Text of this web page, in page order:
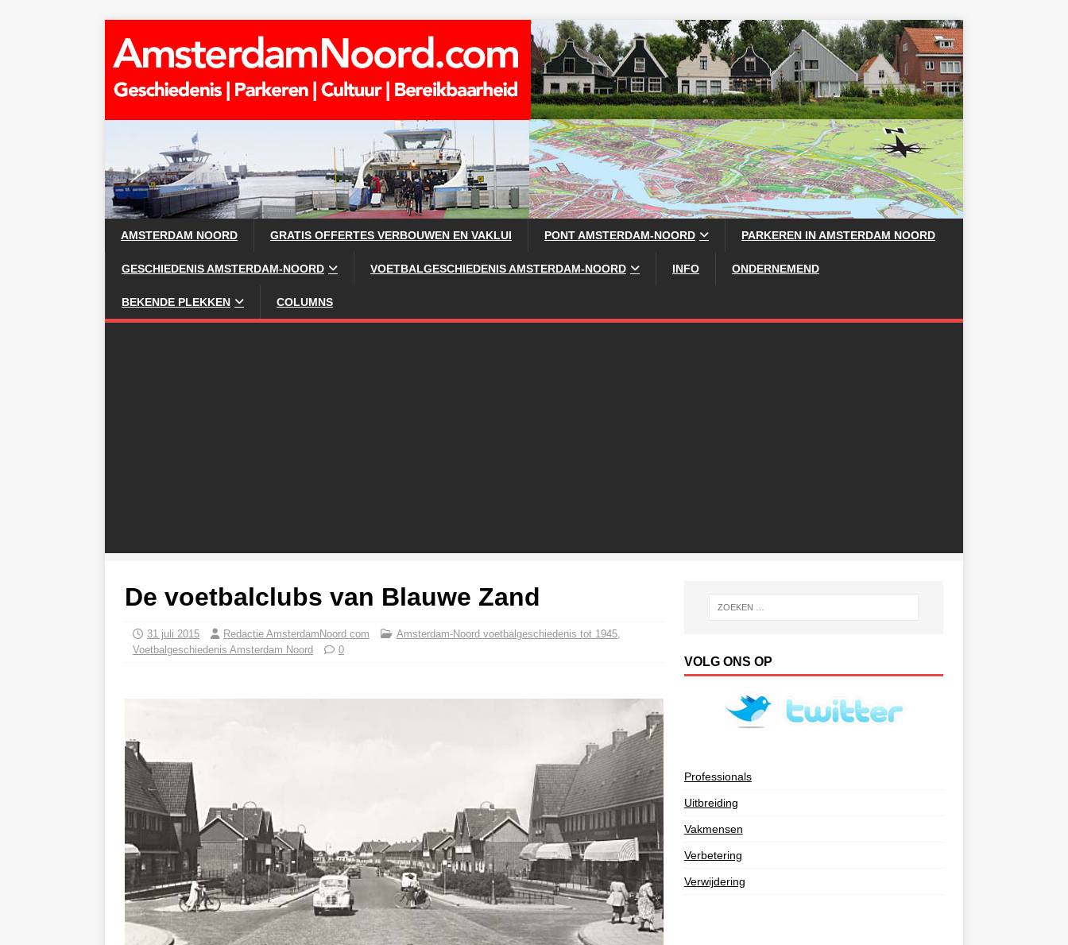
AMSTERDAM NOORD GRATIS OFFERTES VERBOUWEN EN VAKLUI PONT AMSTERDAM-NOORD PARKEREN IN AMSTERDAM NOORD
GESCHIEDENIS AMSTERDAM-NOORD VOETBALGESCHIEDENIS AMSTERDAM-NOORD INFO ONDERNEMEND
BEKENDE PLEKKEN COLUMNS
De voetbalclubs van Blauwe Zand
31 juli 2015 Redactie AmsterdamNoord com Amsterdam-Noord voetbalgeschiedenis tot 1945,
Voetbalgeschiedenis Amsterdam Noord
0
VOLG ONS OP
Professionals
Uitbreiding
Vakmensen
Verbetering
Verwijdering